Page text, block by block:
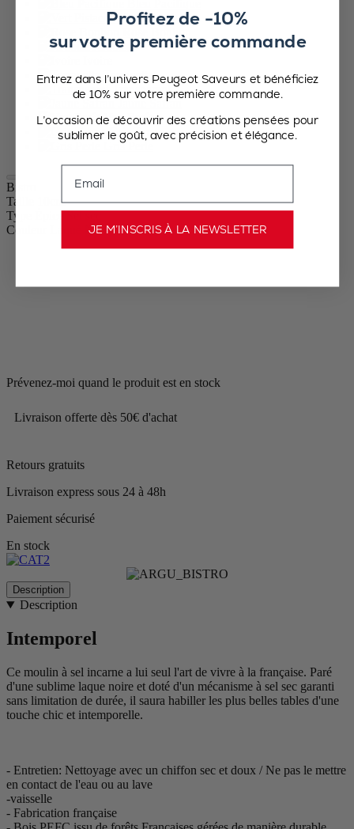
Vert Pistache
Rose Bonbon
Ardoise
Terracotta
Transparent
Jaune Safran
Vert Forêt
Gris Taupe
Gris Perle
Bistro
Taille
10cm
Type Épice Sel sec
Couleur
Laqué Noir
Prévenez-moi quand le produit est en stock
Livraison offerte dès 50€ d'achat
Retours gratuits
Livraison express sous 24 à 48h
Paiement sécurisé
En stock
Description
Description
Intemporel
Ce moulin à sel incarne a lui seul l'art de vivre à la française. Paré
d'une sublime laque noire et doté d'un mécanisme à sel sec garanti
sans limitation de durée, il saura habiller les plus belles tables d'une
touche chic et intemporelle.
- Entretien: Nettoyage avec un chiffon sec et doux / Ne pas le mettre
en contact de l'eau ou au lave
-vaisselle
- Fabrication française
Profitez de -10%
sur votre première commande
Entrez dans l’univers Peugeot Saveurs et bénéficiez
de 10% sur votre première commande.
L’occasion de découvrir des créations pensées pour
sublimer le goût, avec précision et élégance.
JE M’INSCRIS À LA NEWSLETTER